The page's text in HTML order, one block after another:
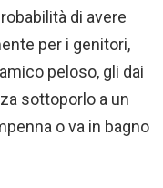
di avere
per i genitori,
peloso, gli dai
sottoporlo a un
o va in bagno